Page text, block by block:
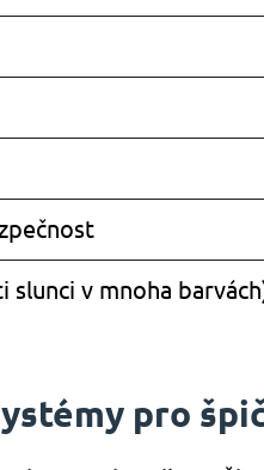
v mnoha
pro